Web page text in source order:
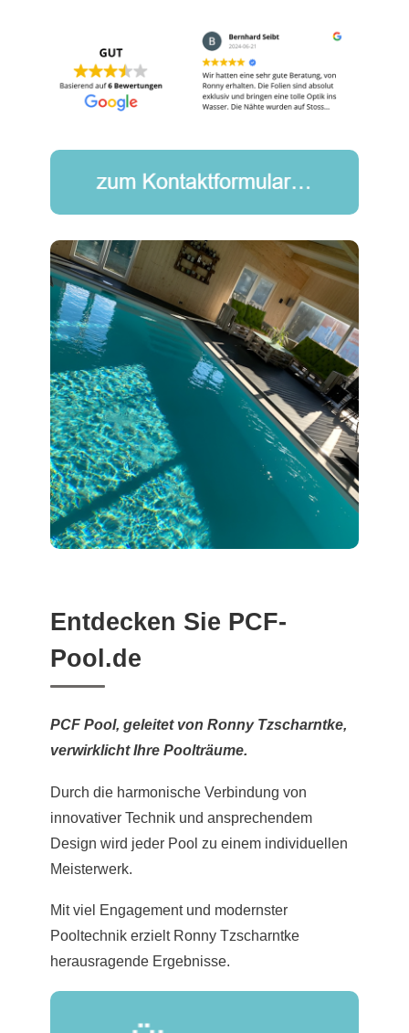
Entdecken Sie PCF-
Pool.de
PCF Pool, geleitet von Ronny Tzscharntke,
verwirklicht Ihre Poolträume.
Durch die harmonische Verbindung von
innovativer Technik und ansprechendem
Design wird jeder Pool zu einem individuellen
Meisterwerk.
Mit viel Engagement und modernster
Pooltechnik erzielt Ronny Tzscharntke
herausragende Ergebnisse.